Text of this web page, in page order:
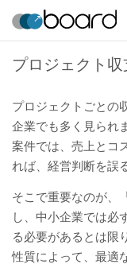
プロジェクト
プロジェクトごとの
企業でも多く見られ
案件では、売上とコ
れば、経営判断を誤
そこで重要なのが、
し、中小企業では必
る必要があるとは限
性質によって、最適